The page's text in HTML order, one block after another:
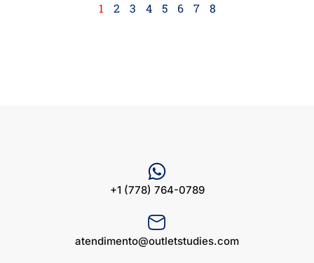
1 2 3 4 5 6 7 8
+1 (778) 764-0789
atendimento@outletstudies.com